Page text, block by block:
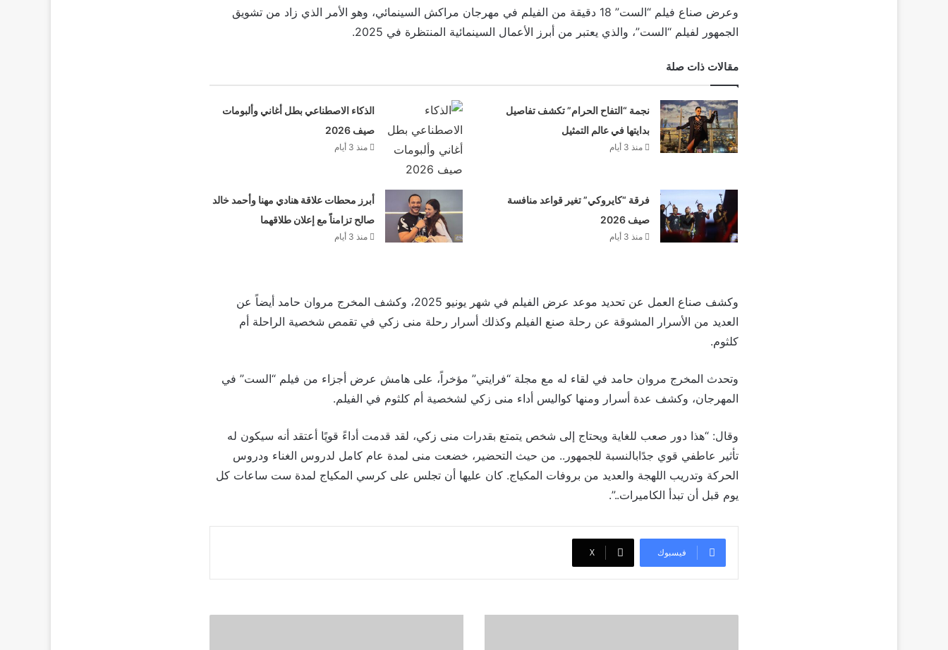
وعرض صناع فيلم “الست” 18 دقيقة من الفيلم في مهرجان مراكش السينمائي، وهو الأمر الذي زاد من تشويق
الجمهور لفيلم “الست”، والذي يعتبر من أبرز الأعمال السينمائية المنتظرة في 2025.
مقالات ذات صلة
نجمة “التفاح الحرام” تكشف تفاصيل
بدايتها في عالم التمثيل
منذ 3 أيام
الذكاء الاصطناعي بطل أغاني وألبومات
صيف 2026
منذ 3 أيام
فرقة “كايروكي” تغير قواعد منافسة
صيف 2026
منذ 3 أيام
أبرز محطات علاقة هنادي مهنا وأحمد خالد
صالح تزامناً مع إعلان طلاقهما
منذ 3 أيام
وكشف صناع العمل عن تحديد موعد عرض الفيلم في شهر يونيو 2025، وكشف المخرج مروان حامد أيضاً عن
العديد من الأسرار المشوقة عن رحلة صنع الفيلم وكذلك أسرار رحلة منى زكي في تقمص شخصية الراحلة أم
كلثوم.
وتحدث المخرج مروان حامد في لقاء له مع مجلة “فرايتي” مؤخراً، على هامش عرض أجزاء من فيلم “الست” في
المهرجان، وكشف عدة أسرار ومنها كواليس أداء منى زكي لشخصية أم كلثوم في الفيلم.
وقال: “هذا دور صعب للغاية ويحتاج إلى شخص يتمتع بقدرات منى زكي، لقد قدمت أداءً قويًا أعتقد أنه سيكون له
تأثير عاطفي قوي جدًابالنسبة للجمهور.. من حيث التحضير، خضعت منى لمدة عام كامل لدروس الغناء ودروس
الحركة وتدريب اللهجة والعديد من بروفات المكياج. كان عليها أن تجلس على كرسي المكياج لمدة ست ساعات كل
يوم قبل أن تبدأ الكاميرات..”.
فيسبوك ‫X